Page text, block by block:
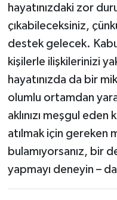
hayatınızdaki zor
çıkabileceksiniz,
destek gelecek.
kişilerle ilişkilerinizi
hayatınızda da bir
olumlu ortamdan
aklınızı meşgul eden
atılmak için gereken
bulamıyorsanız, bir
yapmayı deneyin –